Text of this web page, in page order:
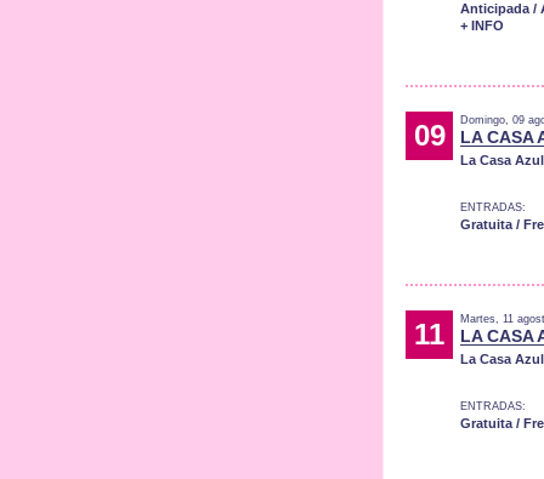
Anticipada /
+ INFO
09 Domingo, 09
LA CASA
La Casa Azul
ENTRADAS:
Gratuita /
11 Martes, 11
LA CASA
La Casa Azul
ENTRADAS:
Gratuita /